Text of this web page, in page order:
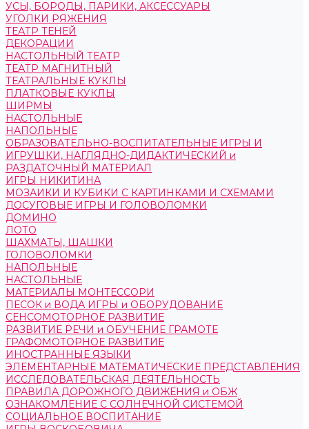
УСЫ, БОРОДЫ, ПАРИКИ, АКСЕССУАРЫ
УГОЛКИ РЯЖЕНИЯ
ТЕАТР ТЕНЕЙ
ДЕКОРАЦИИ
НАСТОЛЬНЫЙ ТЕАТР
ТЕАТР МАГНИТНЫЙ
ТЕАТРАЛЬНЫЕ КУКЛЫ
ПЛАТКОВЫЕ КУКЛЫ
ШИРМЫ
НАСТОЛЬНЫЕ
НАПОЛЬНЫЕ
ОБРАЗОВАТЕЛЬНО-ВОСПИТАТЕЛЬНЫЕ ИГРЫ И
ИГРУШКИ, НАГЛЯДНО-ДИДАКТИЧЕСКИЙ и
РАЗДАТОЧНЫЙ МАТЕРИАЛ
ИГРЫ НИКИТИНА
МОЗАИКИ И КУБИКИ С КАРТИНКАМИ И СХЕМАМИ
ДОСУГОВЫЕ ИГРЫ И ГОЛОВОЛОМКИ
ДОМИНО
ЛОТО
ШАХМАТЫ, ШАШКИ
ГОЛОВОЛОМКИ
НАПОЛЬНЫЕ
НАСТОЛЬНЫЕ
МАТЕРИАЛЫ МОНТЕССОРИ
ПЕСОК и ВОДА ИГРЫ и ОБОРУДОВАНИЕ
СЕНСОМОТОРНОЕ РАЗВИТИЕ
РАЗВИТИЕ РЕЧИ и ОБУЧЕНИЕ ГРАМОТЕ
ГРАФОМОТОРНОЕ РАЗВИТИЕ
ИНОСТРАННЫЕ ЯЗЫКИ
ЭЛЕМЕНТАРНЫЕ МАТЕМАТИЧЕСКИЕ ПРЕДСТАВЛЕНИЯ
ИССЛЕДОВАТЕЛЬСКАЯ ДЕЯТЕЛЬНОСТЬ
ПРАВИЛА ДОРОЖНОГО ДВИЖЕНИЯ и ОБЖ
ОЗНАКОМЛЕНИЕ С СОЛНЕЧНОЙ СИСТЕМОЙ
СОЦИАЛЬНОЕ ВОСПИТАНИЕ